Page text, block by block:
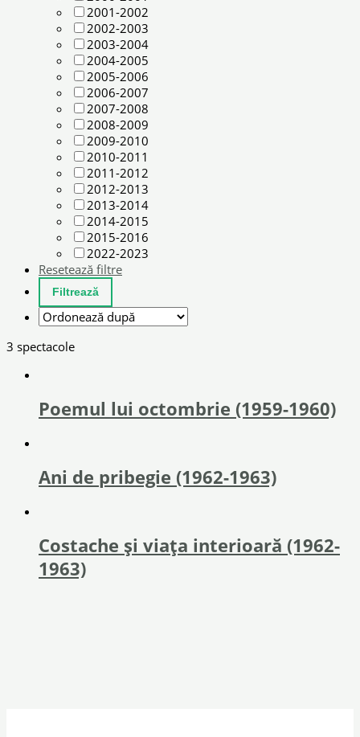
2001-2002
2002-2003
2003-2004
2004-2005
2005-2006
2006-2007
2007-2008
2008-2009
2009-2010
2010-2011
2011-2012
2012-2013
2013-2014
2014-2015
2015-2016
2022-2023
Resetează filtre
3 spectacole
Poemul lui octombrie (1959-1960)
Ani de pribegie (1962-1963)
Costache și viața interioară (1962-
1963)